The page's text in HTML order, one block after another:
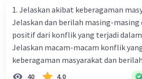
Teks berita ada teks yang
menyampaikan berita yang
kehidupan nyata atau
faktual.
Beri Rating Balas
1. Jelaskan akibat keberagaman
Jelaskan dan berilah masing-
positif dari konflik yang terjadi dalam
Jelaskan macam-macam konflik
keberagaman masyarakat dan berilah
Mengapa dalam masyarakat yang
40 4.0